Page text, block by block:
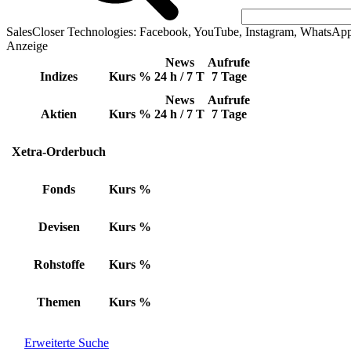
SalesCloser Technologies: Facebook, YouTube, Instagram,
Anzeige
Indizes Kurs %
News
24 h / 7 T
Aufrufe
7 Tage
Aktien Kurs %
News
24 h / 7 T
Aufrufe
7 Tage
Xetra-Orderbuch
Fonds Kurs %
Devisen Kurs %
Rohstoffe Kurs %
Themen Kurs %
Erweiterte Suche